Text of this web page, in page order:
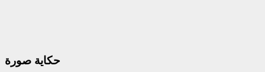
حكاية صورة